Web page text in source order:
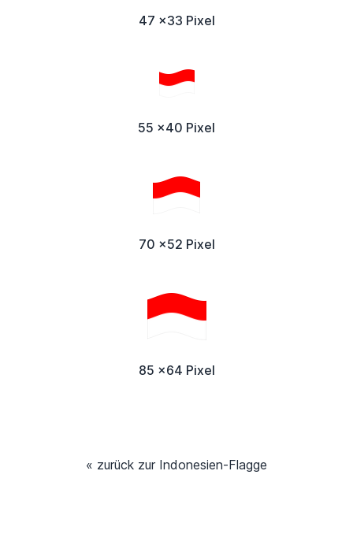
47 x33 Pixel
55 x40 Pixel
70 x52 Pixel
85 x64 Pixel
« zurück zur Indonesien-Flagge